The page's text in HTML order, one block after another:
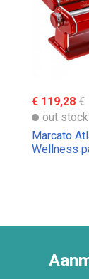
€ 119,28 €
out stock
Marcato
Wellness